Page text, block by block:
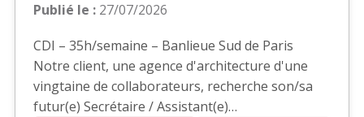
Publié le : 27/07/2026
CDI – 35h/semaine – Banlieue Sud de Paris
Notre client, une agence d'architecture d'une
vingtaine de collaborateurs, recherche son/sa
futur(e) Secrétaire / Assistant(e)